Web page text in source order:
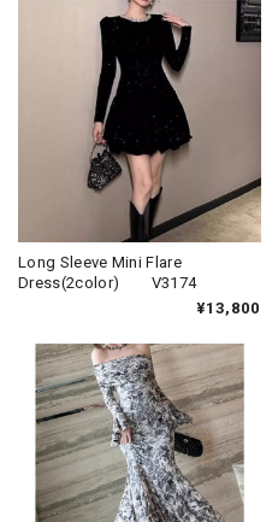
Long Sleeve Mini Flare
Dress(2color) V3174
¥13,800